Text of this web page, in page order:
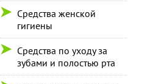
Средства женской
гигиены
Средства по уходу за
зубами и полостью рта